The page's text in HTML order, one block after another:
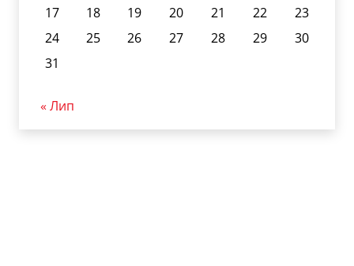
17
18 19 20 21 22
23
24
25 26 27 28 29
30
31
« Лип